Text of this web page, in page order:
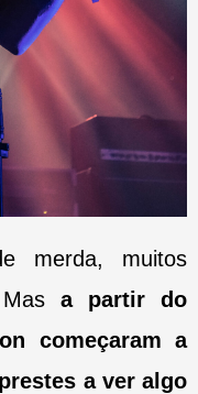
merda, muitos
a partir do
começaram a
a ver algo